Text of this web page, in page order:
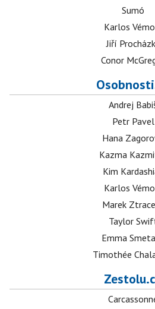
Sumó
Karlos
Jiří
Conor
Andrej
Petr Pavel
Hana
Kazma
Kim
Karlos
Marek
Taylor
Emma
Timothée